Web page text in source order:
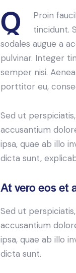
Q
Proin
tincidunt.
sodales augue a
pulvinar. Integer
semper nisi.
porttitor eu,
Sed ut
accusantium
ipsa, quae ab illo
dicta sunt,
At vero eos et
Sed ut
accusantium
ipsa, quae ab illo
dicta sunt.